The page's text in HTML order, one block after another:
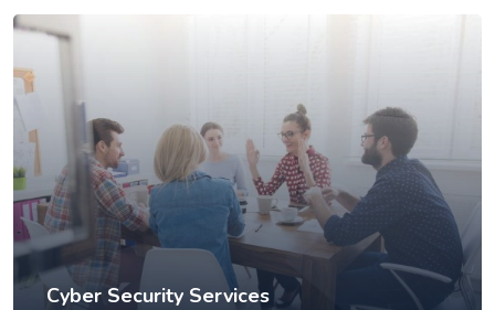
Cyber Security Services